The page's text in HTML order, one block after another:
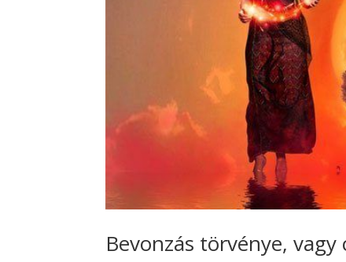
Bevonzás törvénye,